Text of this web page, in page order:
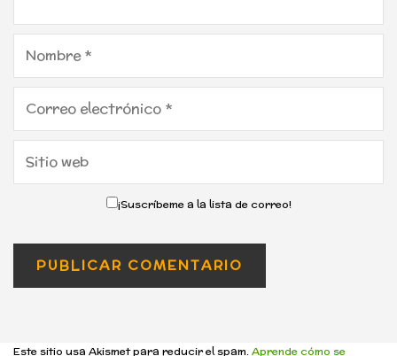
¡Suscríbeme a la lista de correo!
Este sitio usa Akismet para reducir el spam.Aprende cómo se